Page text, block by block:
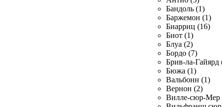
Бандоль (1)
Баржемон (1)
Биарриц (16)
Биот (1)
Блуа (2)
Бордо (7)
Брив-ла-Гайярд
Бюжа (1)
Вальбонн (1)
Вернон (2)
Вилле-сюр-Мер